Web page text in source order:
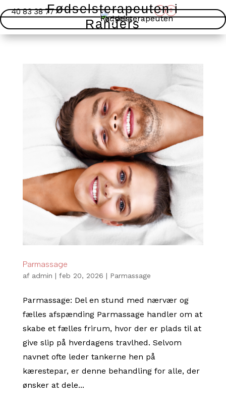
40 83 38 77Fødselsterapeuten i
Randers
Parmassage
af admin | feb 20, 2026 | Parmassage
Parmassage: Del en stund med nærvær og
fælles afspænding Parmassage handler om at
skabe et fælles frirum, hvor der er plads til at
give slip på hverdagens travlhed. Selvom
navnet ofte leder tankerne hen på
kærestepar, er denne behandling for alle, der
ønsker at dele...